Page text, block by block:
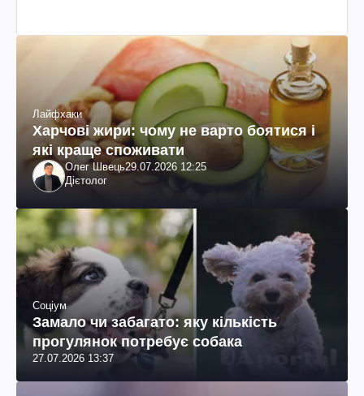
Лайфхаки
Харчові жири: чому не варто боятися і
які краще споживати
Олег Швець29.07.2026 12:25
Дієтолог
Соціум
Замало чи забагато: яку кількість
прогулянок потребує собака
27.07.2026 13:37